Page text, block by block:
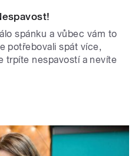
spánku a vůbec vám to
potřebovali spát více,
trpíte nespavostí a nevíte